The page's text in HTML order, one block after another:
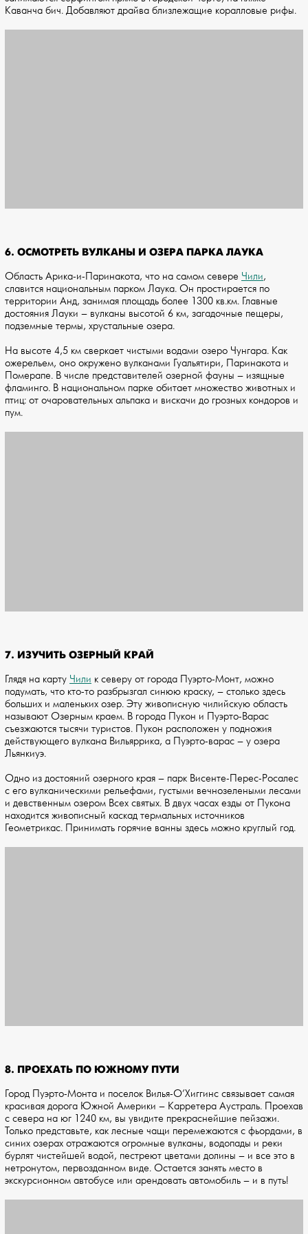
Каванча бич. Добавляют драйва близлежащие коралловые рифы.
6. ОСМОТРЕТЬ ВУЛКАНЫ И ОЗЕРА ПАРКА ЛАУКА
Область Арика-и-Паринакота, что на самом севере Чили,
славится национальным парком Лаука. Он простирается по
территории Анд, занимая площадь более 1300 кв.км. Главные
достояния Лауки – вулканы высотой 6 км, загадочные пещеры,
подземные термы, хрустальные озера.
На высоте 4,5 км сверкает чистыми водами озеро Чунгара. Как
ожерельем, оно окружено вулканами Гуальятири, Паринакота и
Померапе. В числе представителей озерной фауны – изящные
фламинго. В национальном парке обитает множество животных и
птиц: от очаровательных альпака и вискачи до грозных кондоров и
пум.
7. ИЗУЧИТЬ ОЗЕРНЫЙ КРАЙ
Глядя на карту Чили к северу от города Пуэрто-Монт, можно
подумать, что кто-то разбрызгал синюю краску, – столько здесь
больших и маленьких озер. Эту живописную чилийскую область
называют Озерным краем. В города Пукон и Пуэрто-Варас
съезжаются тысячи туристов. Пукон расположен у подножия
действующего вулкана Вильяррика, а Пуэрто-варас – у озера
Льянкиуэ.
Одно из достояний озерного края – парк Висенте-Перес-Росалес
с его вулканическими рельефами, густыми вечнозелеными лесами
и девственным озером Всех святых. В двух часах езды от Пукона
находится живописный каскад термальных источников
Геометрикас. Принимать горячие ванны здесь можно круглый год.
8. ПРОЕХАТЬ ПО ЮЖНОМУ ПУТИ
Город Пуэрто-Монта и поселок Вилья-О’Хиггинс связывает самая
красивая дорога Южной Америки – Карретера Аустраль. Проехав
с севера на юг 1240 км, вы увидите прекраснейшие пейзажи.
Только представьте, как лесные чащи перемежаются с фьордами, в
синих озерах отражаются огромные вулканы, водопады и реки
бурлят чистейшей водой, пестреют цветами долины – и все это в
нетронутом, первозданном виде. Остается занять место в
экскурсионном автобусе или арендовать автомобиль – и в путь!